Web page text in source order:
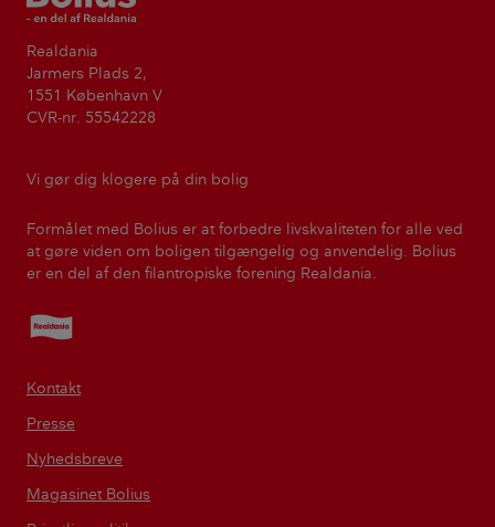
Realdania
Jarmers Plads 2,
1551 København V
CVR-nr. 55542228
Vi gør dig klogere på din bolig
Formålet med Bolius er at forbedre livskvaliteten for alle ved
at gøre viden om boligen tilgængelig og anvendelig. Bolius
er en del af den filantropiske forening Realdania.
Realdania
Kontakt
Presse
Nyhedsbreve
Magasinet Bolius